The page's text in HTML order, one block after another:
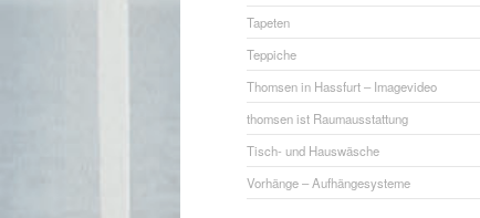
Tapeten
Teppiche
Thomsen in Hassfurt – Imagevideo
thomsen ist Raumausstattung
Tisch- und Hauswäsche
Vorhänge – Aufhängesysteme